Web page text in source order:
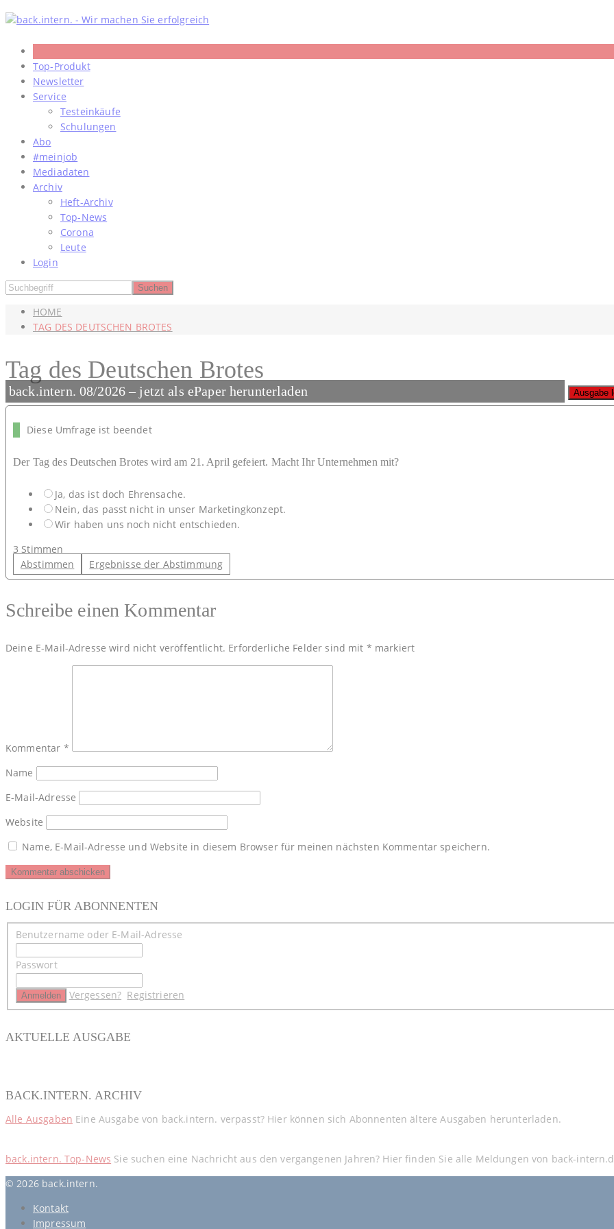
Skip
to
content
Top-Produkt
Newsletter
Service
Testeinkäufe
Schulungen
Abo
#meinjob
Mediadaten
Archiv
Heft-Archiv
Top-News
Corona
Leute
Login
HOME
TAG DES DEUTSCHEN BROTES
Tag des Deutschen Brotes
Diese Umfrage ist beendet
Der Tag des Deutschen Brotes wird am 21. April gefeiert. Macht Ihr Unternehmen mit?
Ja, das ist doch Ehrensache.
Nein, das passt nicht in unser Marketingkonzept.
Wir haben uns noch nicht entschieden.
3 Stimmen
Abstimmen
Ergebnisse der Abstimmung
Schreibe einen Kommentar
Deine E-Mail-Adresse wird nicht veröffentlicht. Erforderliche Felder sind mit * markiert
Kommentar *
Name
E-Mail-Adresse
Website
Name, E-Mail-Adresse und Website in diesem Browser für meinen nächsten Kommentar speichern.
LOGIN FÜR ABONNENTEN
Benutzername oder E-Mail-Adresse
Passwort
Vergessen? Registrieren
AKTUELLE AUSGABE
back.intern. 08/2026 – jetzt als ePaper herunterladen
BACK.INTERN. ARCHIV
Alle Ausgaben Eine Ausgabe von back.intern. verpasst? Hier können sich Abonnenten ältere Ausgaben herunterladen.
back.intern. Top-News Sie suchen eine Nachricht aus den vergangenen Jahren? Hier finden Sie alle Meldungen von back-
© 2026 back.intern.
Kontakt
Impressum